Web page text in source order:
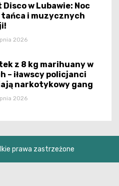
w Lubawie: Noc
tańca i muzycznych
2026
z 8 kg marihuany w
– iławscy policjanci
narkotykowy gang
2026
prawa zastrzeżone